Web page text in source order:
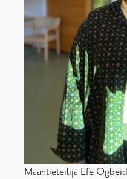
Maantieteilijä Efe